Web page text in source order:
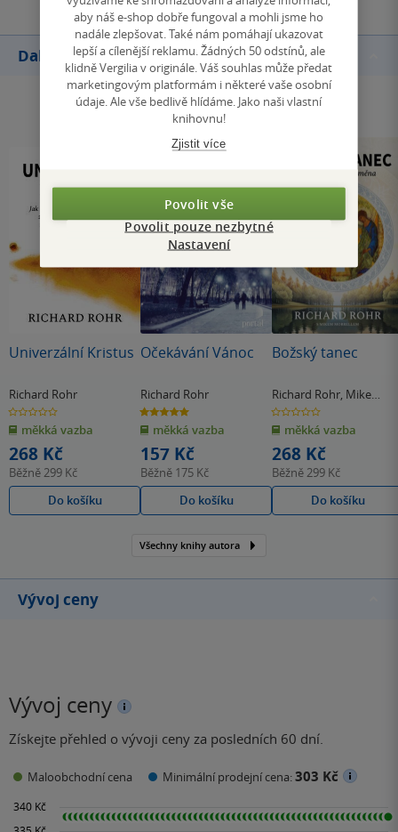
Další knihy autora
Univerzální Kristus
Richard Rohr
0.0
z
5
hvězdiček
měkká vazba
268 Kč
Běžně299 Kč
Do košíku
Očekávání Vánoc
Richard Rohr
5.0
z
5
hvězdiček
měkká vazba
157 Kč
Běžně 175 Kč
Do košíku
Božský tanec
Richard Rohr, Mike
Morrell
0.0
z
5
hvězdiček
měkká vazba
268 Kč
Běžně299 Kč
Do košíku
Všechny knihy autora
Vývoj ceny
Vývoj ceny
Získejte přehled o vývoji ceny za posledních 60 dní.
Maloobchodní cena Minimální prodejní cena:303 Kč
aby náš e-shop dobře fungoval a mohli jsme ho
nadále zlepšovat. Také nám pomáhají ukazovat
lepší a cílenější reklamu. Žádných 50 odstínů, ale
klidně Vergilia v originále. Váš souhlas může předat
marketingovým platformám i některé vaše osobní
údaje. Ale vše bedlivě hlídáme. Jako naši vlastní
knihovnu!
Zjistit více
Povolit vše
Povolit pouze nezbytné
Nastavení